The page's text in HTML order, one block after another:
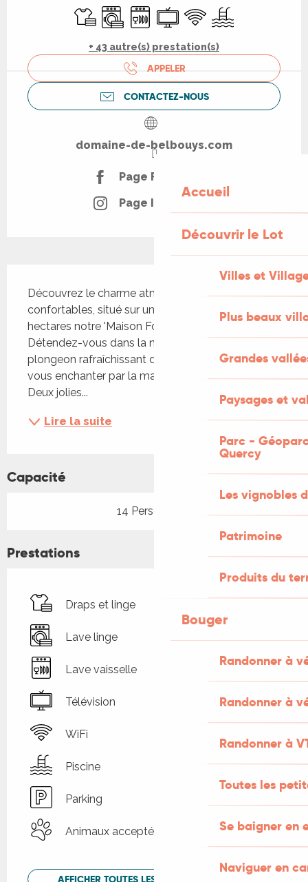
Accueil
Découvrir le Lot
Villes et
Plus beaux
Grandes
Paysages et
Parc -
Quercy
Les vignobles
Patrimoine
Produits du
Bouger
Randonner à
Randonner à
Randonner à
Toutes les
Se baigner en
Naviguer en
Draps et linge
Lave lingeLave vaisselle
Télévision
WiFi Piscine
+ 43 autre(s) prestation(s)
APPELER
CONTACTEZ-NOUS
domaine-de-belbouys.com
Page Facebook
Page Instagram
Découvrez le charme atmosphérique de nos gîtes
confortables, situé sur un magnifique site de 35
hectares notre 'Maison Forte' du 15ème siècle.
Détendez-vous dans la nature, faites un
plongeon rafraîchissant dans la piscine et laissez-
vous enchanter par la magie de ce lieu historique.
Deux jolies...
Lire la suite
Capacité
14 Personne(s)
Prestations
Draps et linge
Lave linge
Lave vaisselle
Télévision
WiFi
Piscine
Parking
Animaux acceptés
AFFICHER TOUTES LES PRESTATIONS